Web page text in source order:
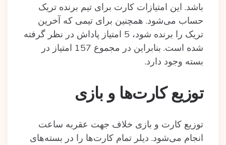
باشد. این امتیازات کارت برای تیم برنده تریک
حساب می‌شود. همچنین برای تیمی که آخرین
تریک را برنده‌ شود، 5 امتیاز پاداش در نظر گرفته‌
شده‌ است. بنابراین در مجموع 157 امتیاز در
بسته‌ وجود دارد.
توزیع کارت‌ها و بازی
توزیع کارت و بازی خلاف جهت عقربه ساعت
انجام می‌شود. دیلر تمام کارت‌ها را در بسته‌های